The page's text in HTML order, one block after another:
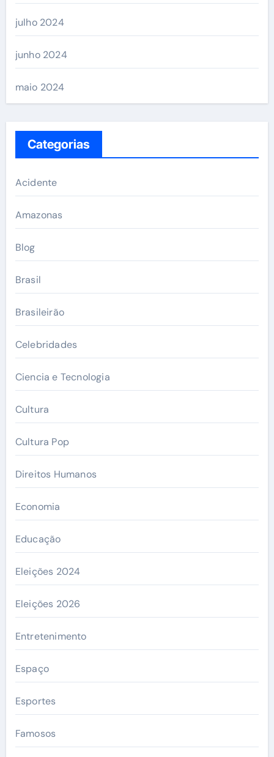
julho 2024
junho 2024
maio 2024
Categorias
Acidente
Amazonas
Blog
Brasil
Brasileirão
Celebridades
Ciencia e Tecnologia
Cultura
Cultura Pop
Direitos Humanos
Economia
Educação
Eleições 2024
Eleições 2026
Entretenimento
Espaço
Esportes
Famosos